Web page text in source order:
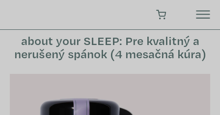
obsah
NÁKUPNÝ KOŠÍK
about your SLEEP: Pre kvalitný a
nerušený spánok (4 mesačná kúra)